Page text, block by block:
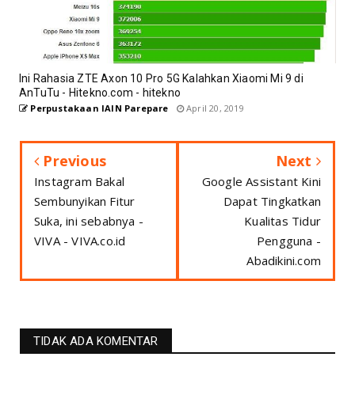
Ini Rahasia ZTE Axon 10 Pro 5G Kalahkan Xiaomi Mi 9 di
AnTuTu - Hitekno.com - hitekno
Perpustakaan IAIN Parepare April 20, 2019
Previous
Instagram Bakal
Sembunyikan Fitur
Suka, ini sebabnya -
VIVA - VIVA.co.id
Next
Google Assistant Kini
Dapat Tingkatkan
Kualitas Tidur
Pengguna -
Abadikini.com
TIDAK ADA KOMENTAR